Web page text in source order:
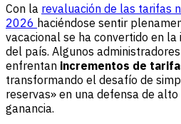
Con la revaluación de las tarifas
2026 haciéndose sentir
vacacional se ha convertido en
del país. Algunos
enfrentan incrementos de
transformando el desafío de
reservas» en una defensa de
ganancia.